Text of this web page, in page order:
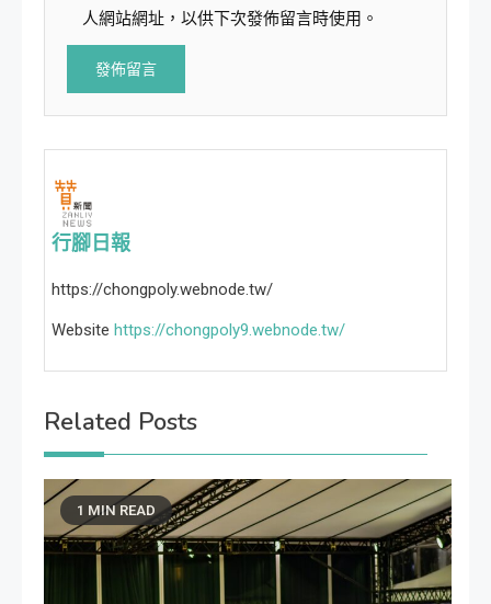
人網站網址，以供下次發佈留言時使用。
行腳日報
https://chongpoly.webnode.tw/
Website https://chongpoly9.webnode.tw/
Related Posts
1 MIN READ